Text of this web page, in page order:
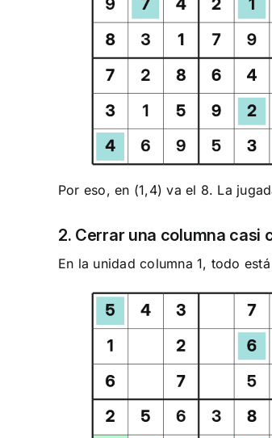
Por eso, en (1,4) va el 8. La
2. Cerrar una columna casi
En la unidad columna 1, todo